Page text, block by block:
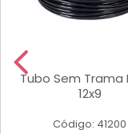
Tubo Sem Trama
12x9
Código: 41200